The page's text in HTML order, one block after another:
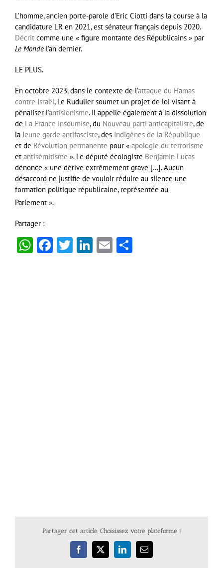
L’homme, ancien porte-parole d’Eric Ciotti dans la course à la
candidature LR en 2021, est sénateur français depuis 2020.
Décrit comme une « figure montante des Républicains » par
Le Monde l’an dernier.
LE PLUS.
En octobre 2023, dans le contexte de l’attaque du Hamas
contre Israël, Le Rudulier soumet un projet de loi visant à
pénaliser l’antisionisme. Il appelle également à la dissolution
de La France insoumise, du Nouveau parti anticapitaliste, de
laJeune garde antifasciste, des Indigènes de la République
et de Révolution permanente pour « apologie du terrorisme
et antisémitisme ». Le député écologiste Benjamin Lucas
dénonce « une dérive extrêmement grave […]. Aucun
désaccord ne justifie de vouloir réduire au silence une
formation politique républicaine, représentée au
Parlement ».
Partager :
WhatsApp
Facebook
Twitter
LinkedIn
Email
Partager cet article, Choisissez votre plateforme !
Facebook
X LinkedInEmail